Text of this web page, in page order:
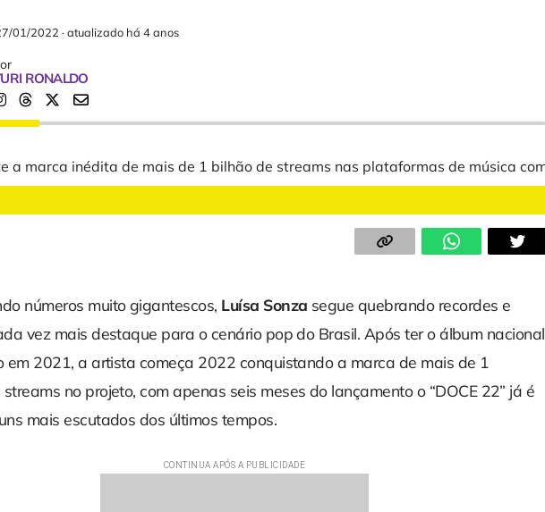
01/2022 ·atualizado há 4 anos
RONALDO
números muito gigantescos, Luísa Sonza segue quebrando recordes e
vez mais destaque para o cenário pop do Brasil. Após ter o álbum nacional
em 2021, a artista começa 2022 conquistando a marca de mais de 1
no projeto, com apenas seis meses do lançamento o “DOCE 22” já é
mais escutados dos últimos tempos.